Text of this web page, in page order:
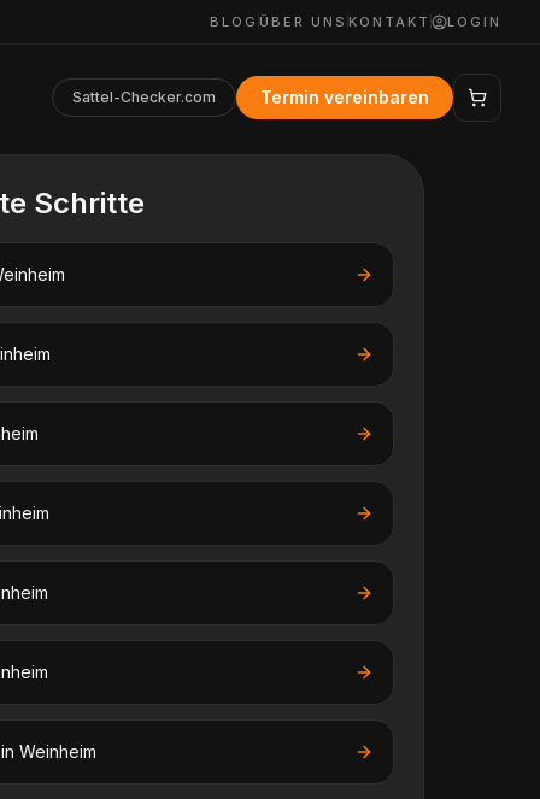
BLOG ÜBER UNS KONTAKT LOGIN
Sattel-Checker.com Termin vereinbaren
Schritte
Weinheim